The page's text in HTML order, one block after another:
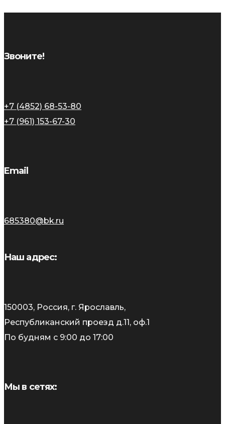
Звоните!
+7 (4852) 68-53-80
+7 (961) 153-67-30
Email
685380@bk.ru
Наш адрес:
150003, Россия, г. Ярославль,
Республиканский проезд д.11, оф.1
По будням с 9:00 до 17:00
Мы в сетях: